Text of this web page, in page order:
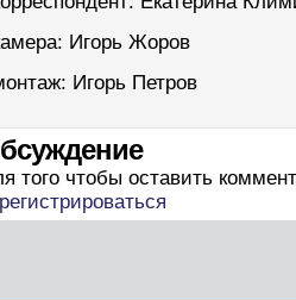
Игорь Жоров
Игорь Петров
того чтобы оставить